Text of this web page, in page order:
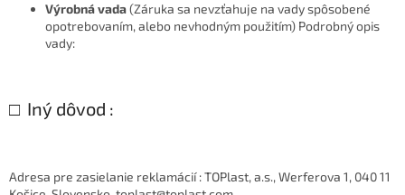
Výrobná vada(Záruka sa nevzťahuje na vady spôsobené
opotrebovaním, alebo nevhodným použitím) Podrobný opis
vady:
□ Iný dôvod :
Adresa pre zasielanie reklamácií : TOPlast, a.s., Werferova 1, 040 11